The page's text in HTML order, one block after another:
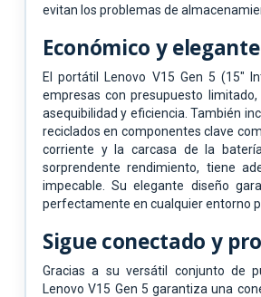
evitan los problemas de
Económico y elegante
El portátil Lenovo V15 Gen 5 (15"
empresas con presupuesto
asequibilidad y eficiencia. También
reciclados en componentes clave
corriente y la carcasa de la
sorprendente rendimiento, tiene
impecable. Su elegante diseño
perfectamente en cualquier entorno
Sigue conectado y
Gracias a su versátil conjunto de
Lenovo V15 Gen 5 garantiza una